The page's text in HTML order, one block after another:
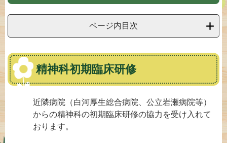
ページ内目次
精神科初期臨床研修
近隣病院（白河厚生総合病院、公立岩瀬病院等）
からの精神科の初期臨床研修の協力を受け入れて
おります。